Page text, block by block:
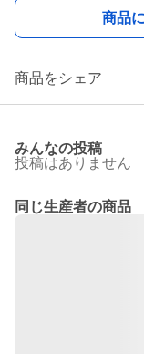
商品
商品をシェア
みんなの投稿
投稿はありません
同じ生産者の商品